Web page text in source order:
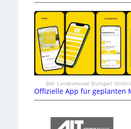
Bild: Landesmesse Stuttgart GmbH
Offizielle App für geplanten